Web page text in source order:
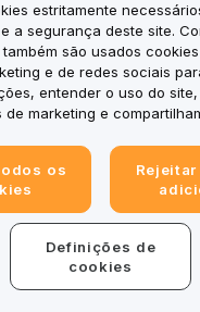
All rights reserved.
estritamente
a segurança deste site.
são usados
e de redes sociais
entender o uso do
marketing e
os
Definições de
cookies